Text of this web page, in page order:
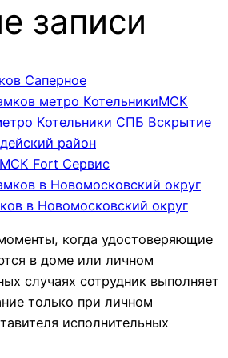
записи
Саперное
МСК
Котельники СПБ Вскрытие
район
МСК Fort Сервис
в Новомосковский округ
когда удостоверяющие
в доме или личном
случаях сотрудник выполняет
только при личном
исполнительных